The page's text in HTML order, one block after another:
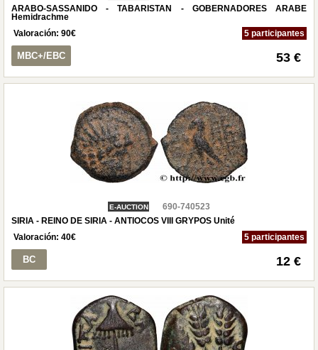
ARABO-SASSANIDO - TABARISTAN - GOBERNADORES ARABE
Hemidrachme
Valoración: 90€ 5 participantes
MBC+/EBC 53 €
E-AUCTION
690-740523
SIRIA - REINO DE SIRIA - ANTIOCOS VIII GRYPOS Unité
Valoración: 40€ 5 participantes
BC 12 €